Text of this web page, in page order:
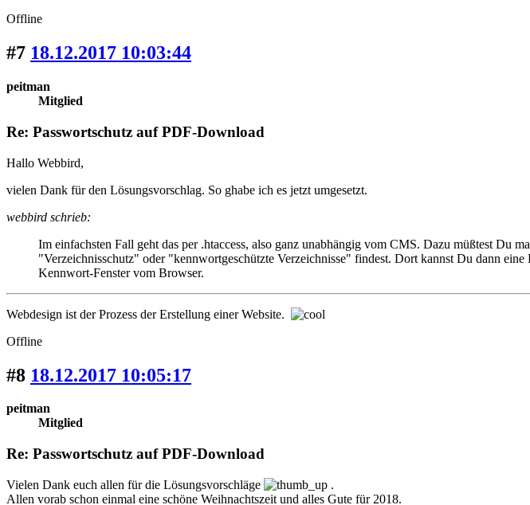
Offline
#7 18.12.2017 10:03:44
peitman
Mitglied
Re: Passwortschutz auf PDF-Download
Hallo Webbird,
vielen Dank für den Lösungsvorschlag. So ghabe ich es jetzt umgesetzt.
webbird schrieb:
Im einfachsten Fall geht das per .htaccess, also ganz unabhängig vom CMS. Dazu müßtest Du
"Verzeichnisschutz" oder "kennwortgeschützte Verzeichnisse" findest. Dort kannst Du dann
Kennwort-Fenster vom Browser.
Webdesign ist der Prozess der Erstellung einer Website.
Offline
#8 18.12.2017 10:05:17
peitman
Mitglied
Re: Passwortschutz auf PDF-Download
Vielen Dank euch allen für die Lösungsvorschläge
.
Allen vorab schon einmal eine schöne Weihnachtszeit und alles Gute für 2018.